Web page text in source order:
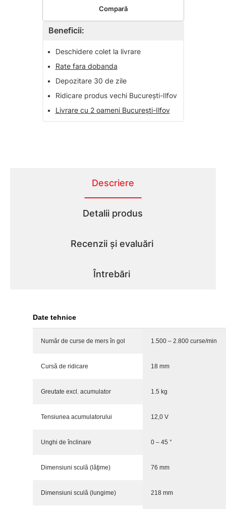
Beneficii:
•
Deschidere colet la livrare
•
Rate fara dobanda
•
Depozitare 30 de zile
•
Ridicare produs vechi București-Ilfov
•
Livrare cu 2 oameni București-Ilfov
Compară
Descriere
Detalii produs
Recenzii și evaluări
Întrebări
Date tehnice
Număr de curse de mers în gol 1.500 – 2.800 curse/min
Cursă de ridicare 18 mm
Greutate excl. acumulator 1.5 kg
Tensiunea acumulatorului 12,0 V
Unghi de înclinare 0 – 45 °
Dimensiuni sculă (lăţime) 76 mm
Dimensiuni sculă (lungime) 218 mm